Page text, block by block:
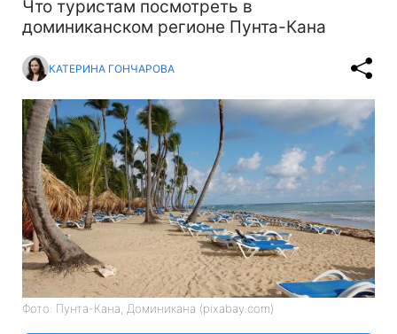
Что туристам посмотреть в
доминиканском регионе Пунта-Кана
КАТЕРИНА ГОНЧАРОВА
Фото: Пунта-Кана, Доминикана (pixabay.com)